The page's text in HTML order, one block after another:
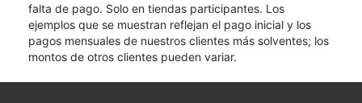
falta de pago. Solo en tiendas participantes. Los
ejemplos que se muestran reflejan el pago inicial y los
pagos mensuales de nuestros clientes más solventes; los
montos de otros clientes pueden variar.